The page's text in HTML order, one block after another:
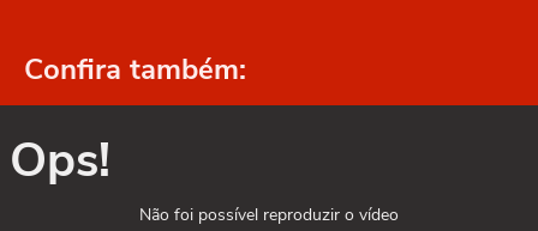
Confira também:
Ops!
Não foi possível reproduzir o vídeo